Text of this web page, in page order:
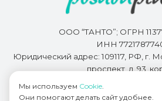
ООО “ТАНТО”; ОГРН
ИНН
Юридический адрес: 109117, РФ, г.
проспект, д. 93,
Разработкой сайта
Мы используем Cookie.
Они помогают делать сайт удобнее.